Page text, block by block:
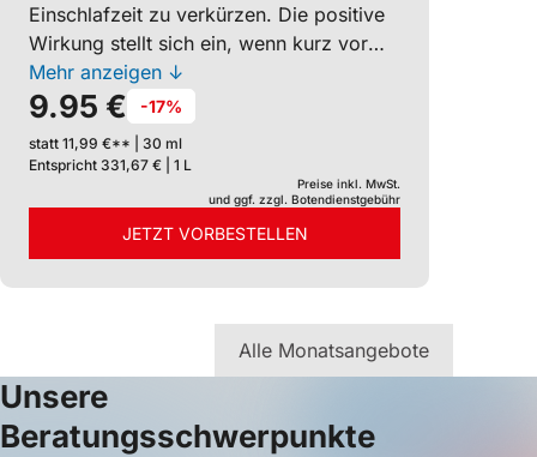
Einschlafzeit zu verkürzen. Die positive
Wirkung stellt sich ein, wenn kurz vor
dem Schlafengehen 1 mg Melatonin
zugeführt wird. Das leicht
anzuwendende Spray ist dank
Sprühkopf einfach zu dosieren. Vegan.
Gewöhnungseffekt.
Mehr anzeigen ↓
9.95 € -17%
statt 11,99 €** | 30 ml
Entspricht 331,67 € | 1 L
Preise inkl. MwSt.
und ggf. zzgl. Botendienstgebühr
JETZT VORBESTELLEN
Alle Monatsangebote
Unsere
Beratungsschwerpunkte